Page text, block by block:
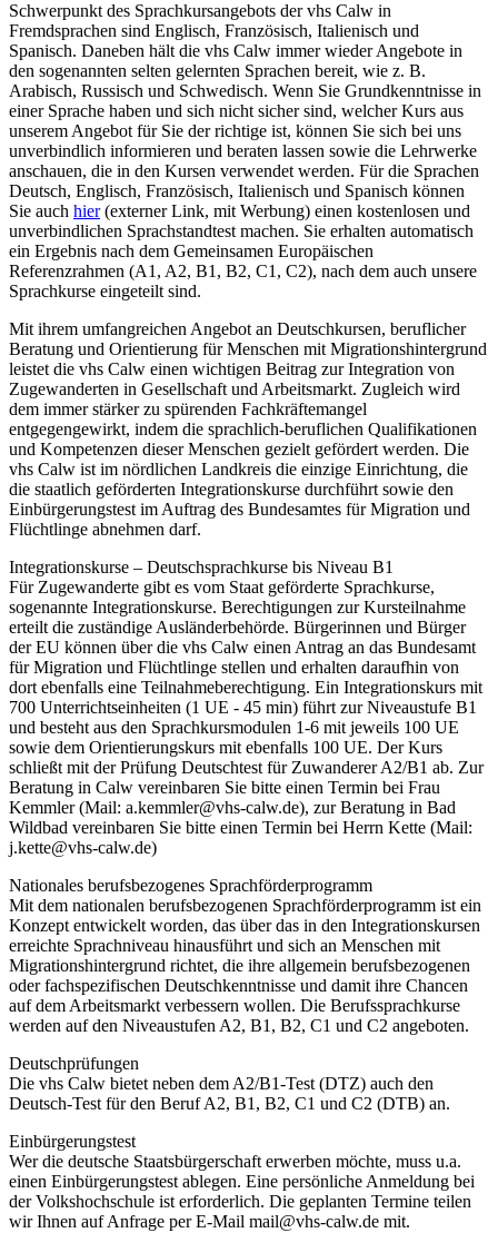
Schwerpunkt des Sprachkursangebots der vhs Calw in
Fremdsprachen sind Englisch, Französisch, Italienisch und
Spanisch. Daneben hält die vhs Calw immer wieder Angebote in
den sogenannten selten gelernten Sprachen bereit, wie z. B.
Arabisch, Russisch und Schwedisch. Wenn Sie Grundkenntnisse in
einer Sprache haben und sich nicht sicher sind, welcher Kurs aus
unserem Angebot für Sie der richtige ist, können Sie sich bei uns
unverbindlich infor­mieren und beraten lassen sowie die Lehrwerke
anschauen, die in den Kursen verwendet werden. Für die Sprachen
Deutsch, Englisch, Französisch, Italienisch und Spanisch können
Sie auch hier(externer Link, mit Werbung) einen kostenlosen und
unverbindlichen Sprachstandtest machen. Sie erhalten automatisch
ein Ergebnis nach dem Gemeinsamen Europäischen
Referenzrahmen (A1, A2, B1, B2, C1, C2), nach dem auch unsere
Sprachkurse eingeteilt sind.
Mit ihrem umfangreichen Angebot an Deutschkursen, beruflicher
Beratung und Orientierung für Menschen mit Migrationshintergrund
leistet die vhs Calw einen wichtigen Beitrag zur Integration von
Zugewanderten in Gesellschaft und Arbeitsmarkt. Zugleich wird
dem immer stärker zu spürenden Fachkräftemangel
entgegengewirkt, indem die sprachlich-beruflichen Qualifikationen
und Kompetenzen dieser Menschen gezielt gefördert werden. Die
vhs Calw ist im nördlichen Landkreis die einzige Einrichtung, die
die staatlich geförderten Integrationskurse durchführt sowie den
Einbürgerungstest im Auftrag des Bundesamtes für Migration und
Flüchtlinge abnehmen darf.
Integrationskurse – Deutschsprachkurse bis Niveau B1
Für Zugewanderte gibt es vom Staat geförderte Sprachkurse,
sogenannte Integrationskurse. Berechtigungen zur Kursteilnahme
erteilt die zuständige Ausländerbehörde. Bürgerinnen und Bürger
der EU können über die vhs Calw einen Antrag an das Bundesamt
für Migration und Flüchtlinge stellen und erhalten daraufhin von
dort ebenfalls eine Teilnahmeberechtigung. Ein Integrationskurs mit
700 Unterrichtseinheiten (1 UE - 45 min) führt zur Niveaustufe B1
und besteht aus den Sprachkursmodulen 1-6 mit jeweils 100 UE
sowie dem Orientierungskurs mit ebenfalls 100 UE. Der Kurs
schließt mit der Prüfung Deutschtest für Zuwanderer A2/B1 ab. Zur
Beratung in Calw vereinbaren Sie bitte einen Termin bei Frau
Kemmler (Mail: a.kemmler@vhs-calw.de), zur Beratung in Bad
Wildbad vereinbaren Sie bitte einen Termin bei Herrn Kette (Mail:
j.kette@vhs-calw.de)
Nationales berufsbezogenes Sprachförderprogramm
Mit dem nationalen berufsbezogenen Sprachförderprogramm ist ein
Konzept entwickelt worden, das über das in den Integrationskursen
erreichte Sprachniveau hinausführt und sich an Menschen mit
Migrationshintergrund richtet, die ihre allgemein berufsbezogenen
oder fachspezifischen Deutschkenntnisse und damit ihre Chancen
auf dem Arbeitsmarkt verbessern wollen. Die Berufssprachkurse
werden auf den Niveaustufen A2, B1, B2, C1 und C2 angeboten.
Deutschprüfungen
Die vhs Calw bietet neben dem A2/B1-Test (DTZ) auch den
Deutsch-Test für den Beruf A2, B1, B2, C1 und C2 (DTB) an.
Einbürgerungstest
Wer die deutsche Staatsbürgerschaft erwerben möchte, muss u.a.
einen Einbürgerungstest ablegen. Eine persönliche Anmeldung bei
der Volkshochschule ist erforderlich. Die geplanten Termine teilen
wir Ihnen auf Anfrage per E-Mail mail@vhs-calw.de mit.